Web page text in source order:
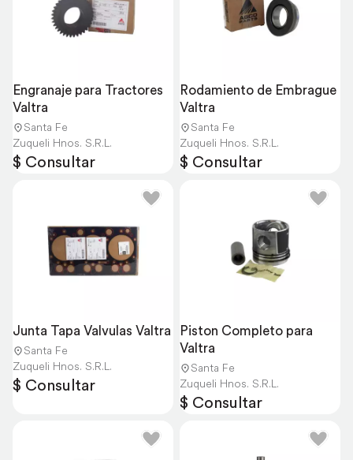
Engranaje para Tractores
Valtra
Santa Fe
Zuqueli Hnos. S.R.L.
$ Consultar
Rodamiento de Embrague
Valtra
Santa Fe
Zuqueli Hnos. S.R.L.
$ Consultar
Junta Tapa Valvulas Valtra
Santa Fe
Zuqueli Hnos. S.R.L.
$ Consultar
Piston Completo para
Valtra
Santa Fe
Zuqueli Hnos. S.R.L.
$ Consultar